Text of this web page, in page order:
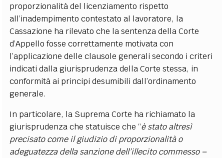
proporzionalità del licenziamento rispetto
all’inadempimento contestato al lavoratore, la
Cassazione ha rilevato che la sentenza della Corte
d’Appello fosse correttamente motivata con
l’applicazione delle clausole generali secondo i criteri
indicati dalla giurisprudenza della Corte stessa, in
conformità ai principi desumibili dall’ordinamento
generale.
In particolare, la Suprema Corte ha richiamato la
giurisprudenza che statuisce che “è stato altresì
precisato come il giudizio di proporzionalità o
adeguatezza della sanzione dell’illecito commesso –